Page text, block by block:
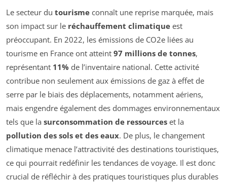
Le secteur du tourisme connaît une reprise marquée, mais
son impact sur le réchauffement climatique est
préoccupant. En 2022, les émissions de CO2e liées au
tourisme en France ont atteint 97 millions de tonnes,
représentant 11% de l’inventaire national. Cette activité
contribue non seulement aux émissions de gaz à effet de
serre par le biais des déplacements, notamment aériens,
mais engendre également des dommages environnementaux
tels que la surconsommation de ressources et la
pollution des sols et des eaux. De plus, le changement
climatique menace l’attractivité des destinations touristiques,
ce qui pourrait redéfinir les tendances de voyage. Il est donc
crucial de réfléchir à des pratiques touristiques plus durables